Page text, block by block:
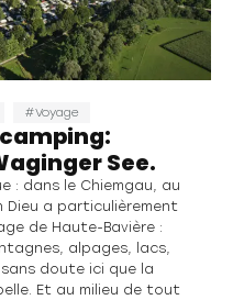
Voyage
See.
: dans le Chiemgau, au
Dieu a particulièrement
de Haute-Bavière :
alpages, lacs,
doute ici que la
Et au milieu de tout